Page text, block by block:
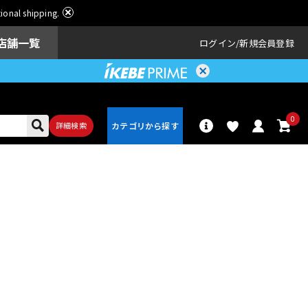
shipping.
舗一覧 ログイン 新規会員登録
詳細検索
0